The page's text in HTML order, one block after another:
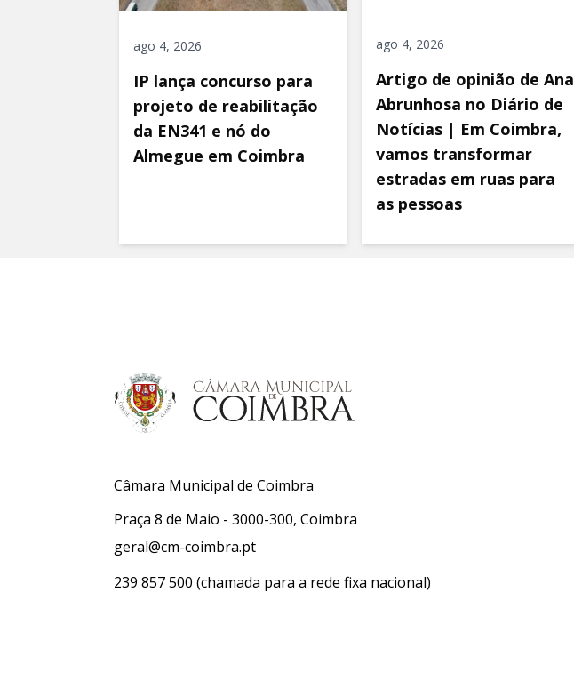
ago 4, 2026
IP lança concurso para
projeto de reabilitação
da EN341 e nó do
Almegue em Coimbra
ago 4, 2026
Artigo de opinião de Ana
Abrunhosa no Diário de
Notícias | Em Coimbra,
vamos transformar
estradas em ruas para
as pessoas
Câmara Municipal de Coimbra
Praça 8 de Maio - 3000-300, Coimbra
geral@cm-coimbra.pt
239 857 500 (chamada para a rede fixa nacional)